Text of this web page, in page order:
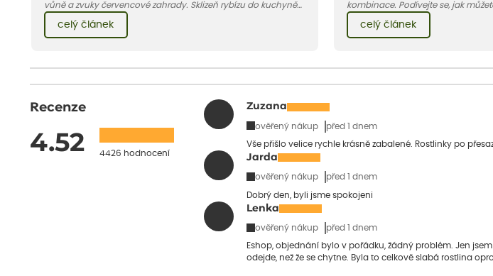
vůně a zvuky červencové zahrady. Sklizeň rybízu do kuchyně
dětství při mlsání babiččina drobenkového koláče s rybízem.
celý článek
kombinace. Podívejte se, jak
obléknout i vy.
celý článek
Recenze
4.52 4426 hodnocení
Zuzana
ověřený nákup před 1 dnem
Vše přišlo velice rychle krásně zabalené. Rostlinky po
Jarda
ověřený nákup před 1 dnem
Dobrý den, byli jsme spokojeni
Lenka
ověřený nákup před 1 dnem
Eshop, objednání bylo v pořádku, žádný problém. Jen
odejde, než že se chytne. Byla to celkově slabá rostlina